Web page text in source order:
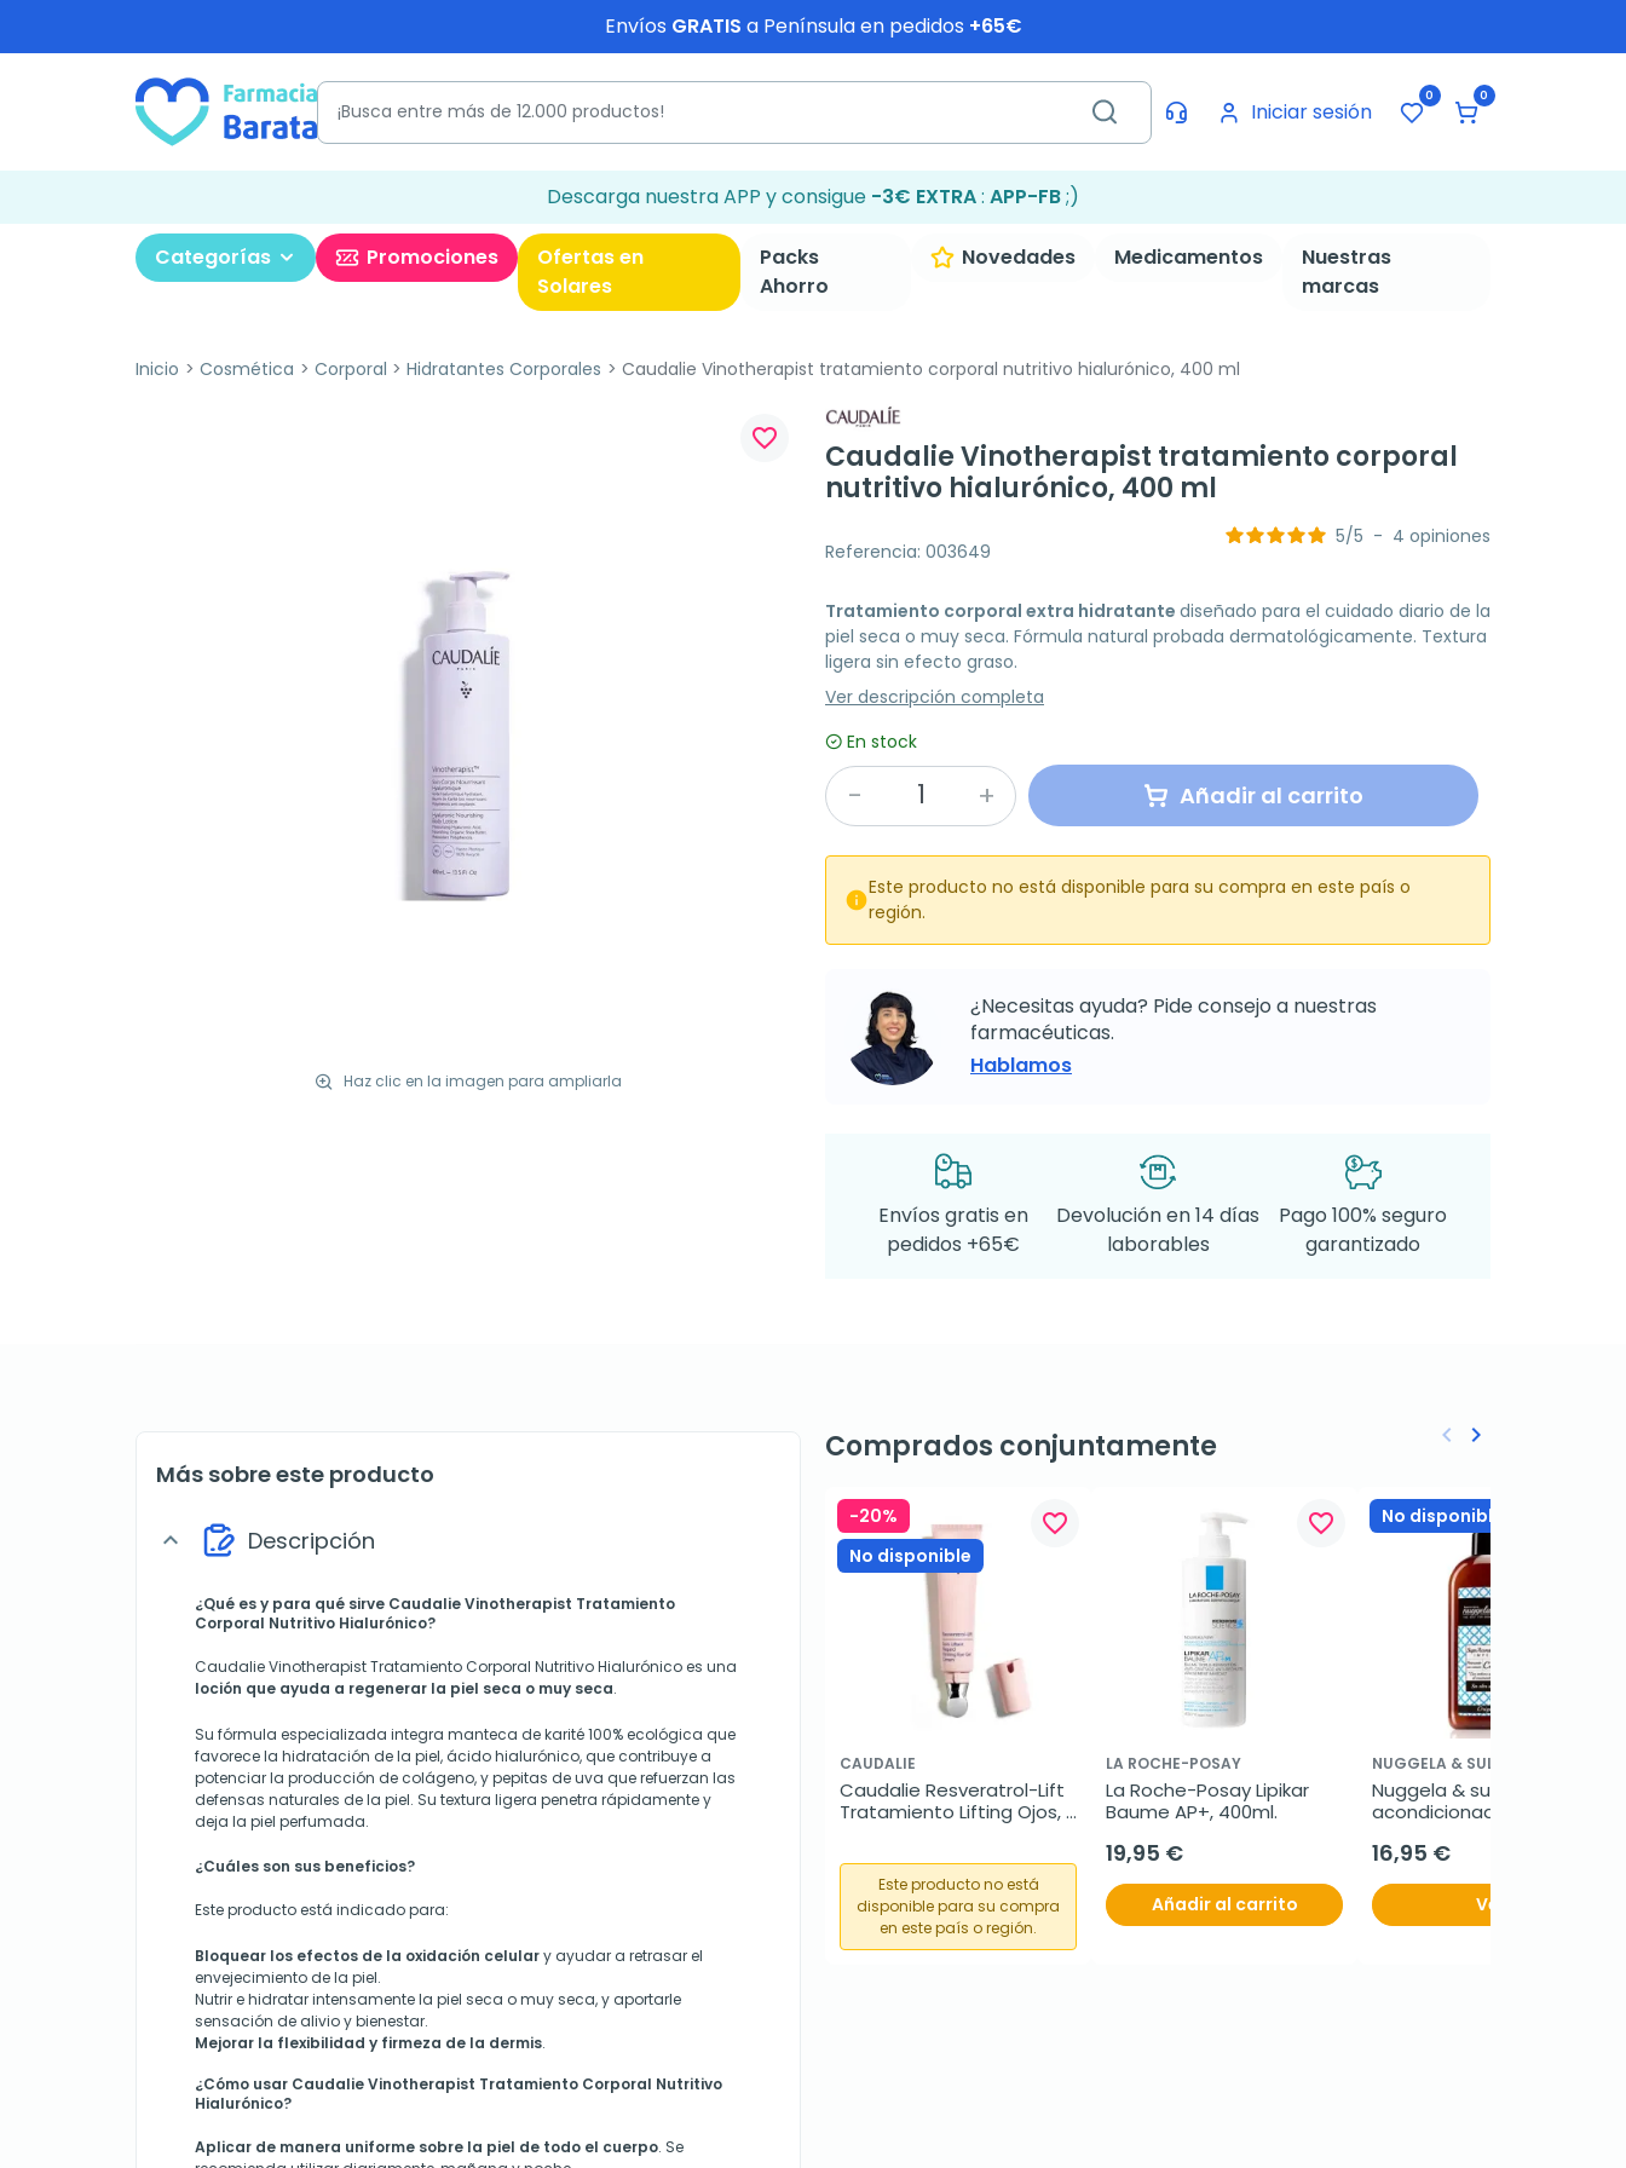
Envíos GRATIS a Península en pedidos +65€
Iniciar sesión
0 0
Descarga nuestra APP y consigue -3€ EXTRA: APP-FB;)
Categorías Promociones
Ofertas en
Solares
Packs
Ahorro
Novedades Medicamentos
Nuestras
marcas
Inicio Cosmética Corporal Hidratantes Corporales Caudalie Vinotherapist tratamiento corporal nutritivo hialurónico, 400 ml
Haz clic en la imagen para ampliarla
favorite_border
Caudalie Vinotherapist tratamiento corporal
nutritivo hialurónico, 400 ml
Referencia: 003649
5/5 - 4 opiniones
Tratamiento corporal extra hidratante diseñado para el cuidado diario de la
piel seca o muy seca. Fórmula natural probada dermatológicamente. Textura
ligera sin efecto graso.
Ver descripción completa
En stock
Añadir al carrito

Este producto no está disponible para su compra en este país o
región.
¿Necesitas ayuda? Pide consejo a nuestras
farmacéuticas.
Hablamos
Envíos gratis en
pedidos +65€
Devolución en 14 días
laborables
Pago 100% seguro
garantizado
Más sobre este producto
expand_more Descripción
¿Qué es y para qué sirve Caudalie Vinotherapist Tratamiento
Corporal Nutritivo Hialurónico?
Caudalie Vinotherapist Tratamiento Corporal Nutritivo Hialurónico es una
loción que ayuda a regenerar la piel seca o muy seca.
Su fórmula especializada integra manteca de karité 100% ecológica que
favorece la hidratación de la piel, ácido hialurónico, que contribuye a
potenciar la producción de colágeno, y pepitas de uva que refuerzan las
defensas naturales de la piel. Su textura ligera penetra rápidamente y
deja la piel perfumada.
¿Cuáles son sus beneficios?
Este producto está indicado para:
Bloquear los efectos de la oxidación celulary ayudar a retrasar el
envejecimiento de la piel.
Nutrire hidratar intensamente la piel seca o muy seca, y aportarle
sensación de alivio y bienestar.
Mejorar la flexibilidad y firmeza de la dermis.
¿Cómo usar Caudalie Vinotherapist Tratamiento Corporal Nutritivo
Hialurónico?
Aplicar de manera uniforme sobre la piel de todo el cuerpo. Se
Comprados conjuntamente
-20%
No disponible
favorite_border
CAUDALIE
Caudalie Resveratrol-Lift
Tratamiento Lifting Ojos,
Este producto no está
disponible para su compra
en este país o región.
favorite_border
LA ROCHE-POSAY
La Roche-Posay Lipikar
Baume AP+, 400ml.
19,95 €
Añadir al carrito
No disponible
NUGGELA & SULE
Nuggela & sule super
acondicionador imperial,
16,95 €
Ver
Anterior
keyboard_arrow_left Siguiente
keyboard_arrow_right